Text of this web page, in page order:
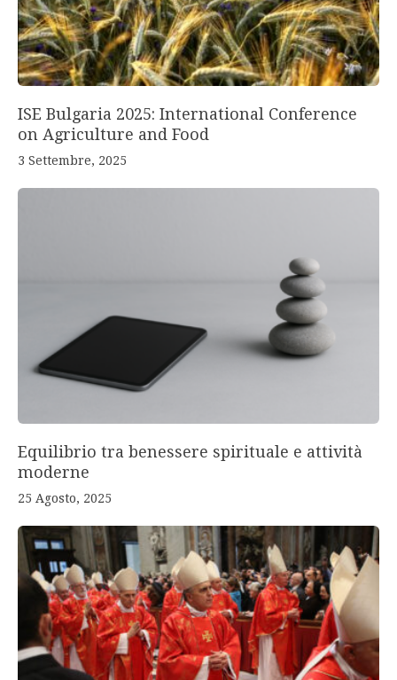
ISE Bulgaria 2025: International Conference
on Agriculture and Food
3 Settembre, 2025
Equilibrio tra benessere spirituale e attività
moderne
25 Agosto, 2025